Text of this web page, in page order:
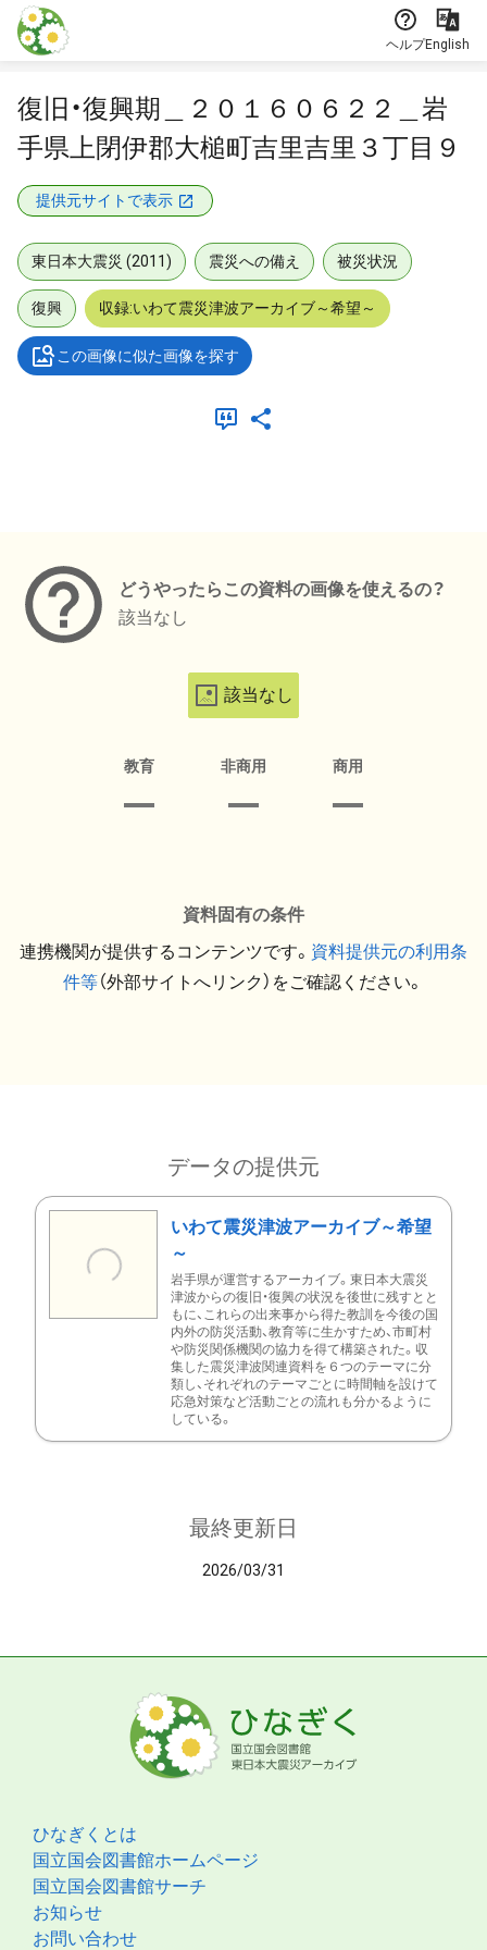
本文に飛ぶ
ヘルプEnglish
復旧・復興期＿２０１６０６２２＿岩
手県上閉伊郡大槌町吉里吉里３丁目９
提供元サイトで表示
東日本大震災 (2011) 震災への備え 被災状況
復興 収録:いわて震災津波アーカイブ～希望～
この画像に似た画像を探す
どうやったらこの資料の画像を使えるの？
該当なし
該当なし
教育 非商用 商用
資料固有の条件
連携機関が提供するコンテンツです。 資料提供元の利用条
件等（外部サイトへリンク）をご確認ください。
データの提供元
いわて震災津波アーカイブ～希望
～
岩手県が運営するアーカイブ。東日本大震災
津波からの復旧・復興の状況を後世に残すとと
もに、これらの出来事から得た教訓を今後の国
内外の防災活動、教育等に生かすため、市町村
や防災関係機関の協力を得て構築された。収
集した震災津波関連資料を６つのテーマに分
類し、それぞれのテーマごとに時間軸を設けて
応急対策など活動ごとの流れも分かるように
している。
最終更新日
2026/03/31
ひなぎくとは
国立国会図書館ホームページ
国立国会図書館サーチ
お知らせ
お問い合わせ